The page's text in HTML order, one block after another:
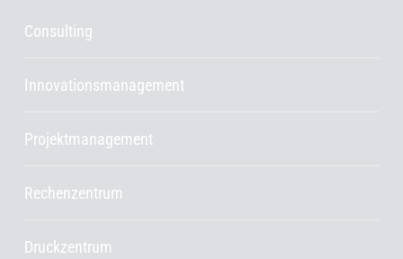
Consulting
Innovationsmanagement
Projektmanagement
Rechenzentrum
Druckzentrum